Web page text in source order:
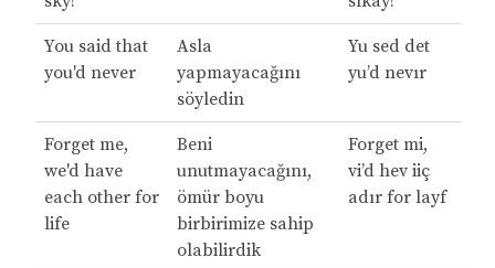
You said that
you'd never
Asla
yapmayacağını
söyledin
Yu sed det
yu’d nevır
Forget me,
we'd have
each other for
life
Beni
unutmayacağını,
ömür boyu
birbirimize sahip
olabilirdik
Forget mi,
vi’d hev iiç
adır for layf